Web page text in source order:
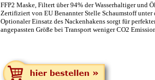
FFP2 Maske, Filtert über 94% der Wasserhaltiger und
Zertifiziert von EU Benannter Stelle Schaumstoff
Optionaler Einsatz des Nackenhakens sorgt für
angepassten Größe bei Transport weniger CO2